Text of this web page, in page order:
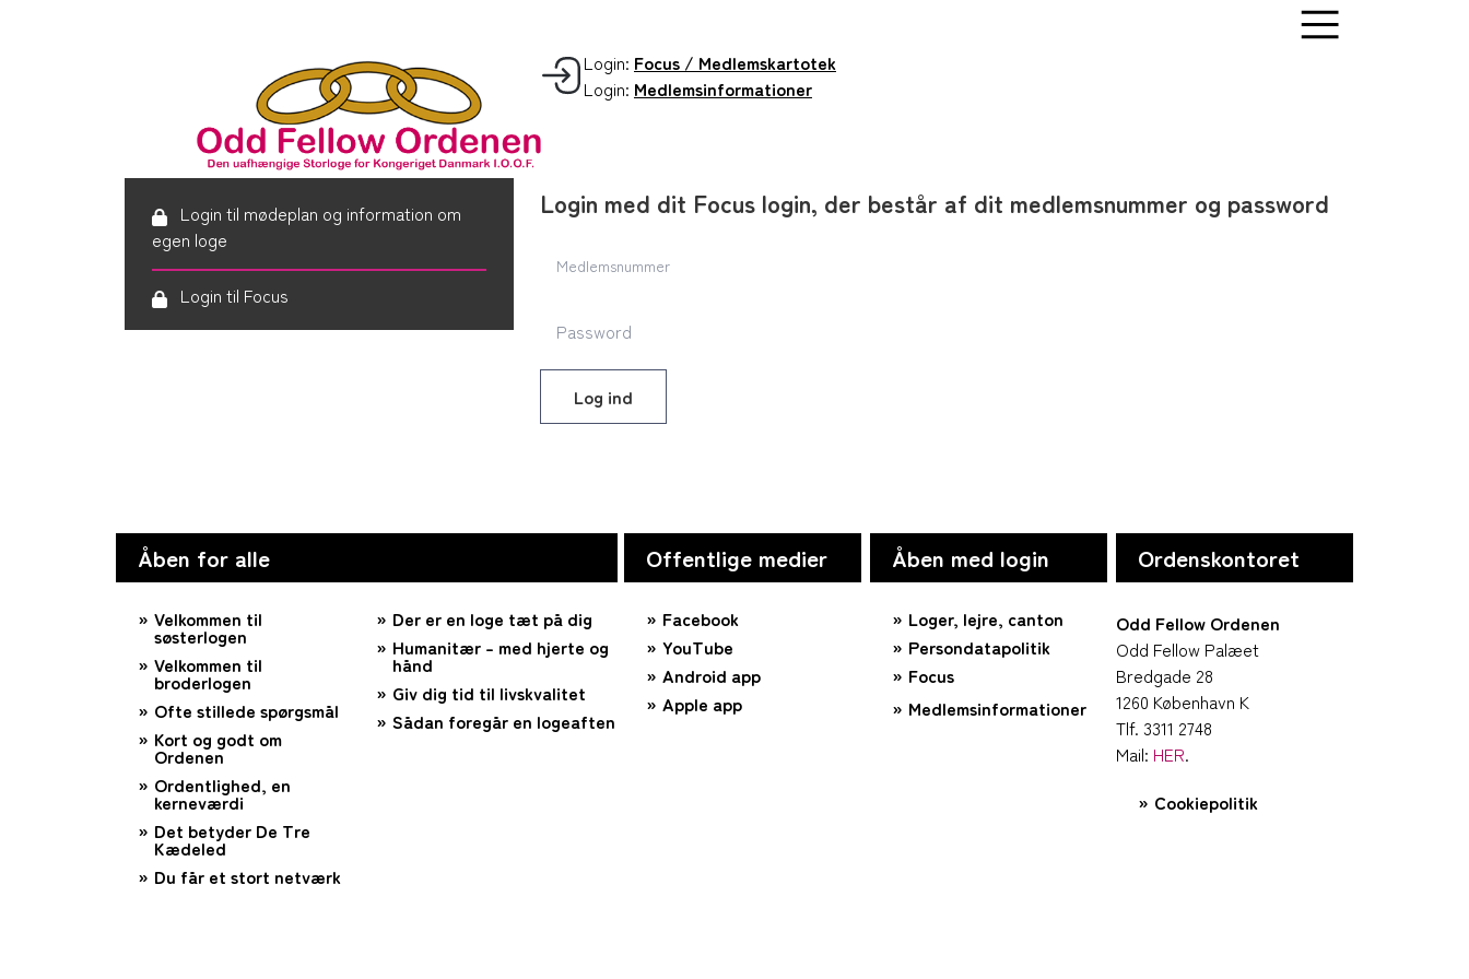
Login: Focus / Medlemskartotek
Login: Medlemsinformationer
Login til mødeplan og information om
egen loge
Login til Focus
Login med dit Focus login, der består af dit medlemsnummer og password
Log ind
Åben for alle
Velkommen til
søsterlogen
Velkommen til
broderlogen
Ofte stillede spørgsmål
Kort og godt om
Ordenen
Ordentlighed, en
kerneværdi
Det betyder De Tre
Kædeled
Du får et stort netværk
Der er en loge tæt på dig
Humanitær – med hjerte og
hånd
Giv dig tid til livskvalitet
Sådan foregår en logeaften
Offentlige medier
Facebook
YouTube
Android app
Apple app
Åben med login
Loger, lejre, canton
Persondatapolitik
Focus
Medlemsinformationer
Ordenskontoret
Odd Fellow Ordenen
Odd Fellow Palæet
Bredgade 28
1260 København K
Tlf. 3311 2748
Mail: HER.
Cookiepolitik